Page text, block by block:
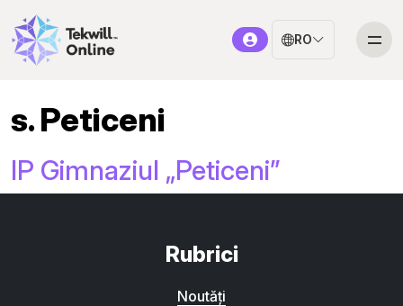
RO
s. Peticeni
IP Gimnaziul „Peticeni”
Rubrici
Noutăți